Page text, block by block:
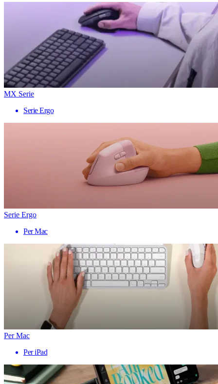
MX Serie
Serie Ergo
Serie Ergo
Per Mac
Per Mac
Per iPad